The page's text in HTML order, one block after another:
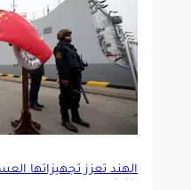
الهند تعزز تجهيزاتها